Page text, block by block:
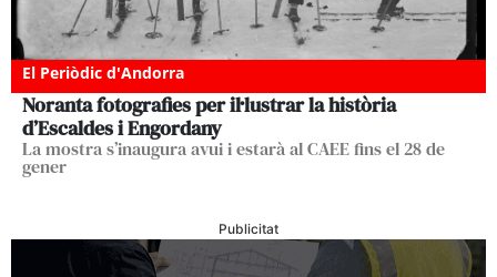
El Periòdic d'Andorra
Noranta fotografies per il·lustrar la història
d’Escaldes i Engordany
La mostra s’inaugura avui i estarà al CAEE fins el 28 de
gener
Publicitat